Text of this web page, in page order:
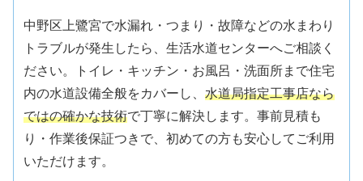
中野区上鷺宮で水漏れ・つまり・故障などの水まわり
トラブルが発生したら、生活水道センターへご相談く
ださい。トイレ・キッチン・お風呂・洗面所まで住宅
内の水道設備全般をカバーし、水道局指定工事店なら
ではの確かな技術で丁寧に解決します。事前見積も
り・作業後保証つきで、初めての方も安心してご利用
いただけます。